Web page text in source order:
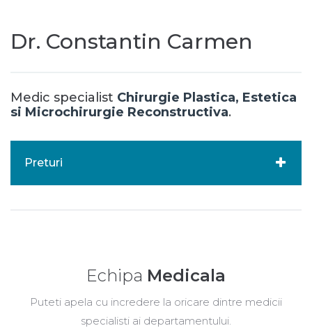
Dr. Constantin Carmen
Medic specialist Chirurgie Plastica, Estetica
si Microchirurgie Reconstructiva.
Preturi
Echipa Medicala
Puteti apela cu incredere la oricare dintre medicii
specialisti ai departamentului.